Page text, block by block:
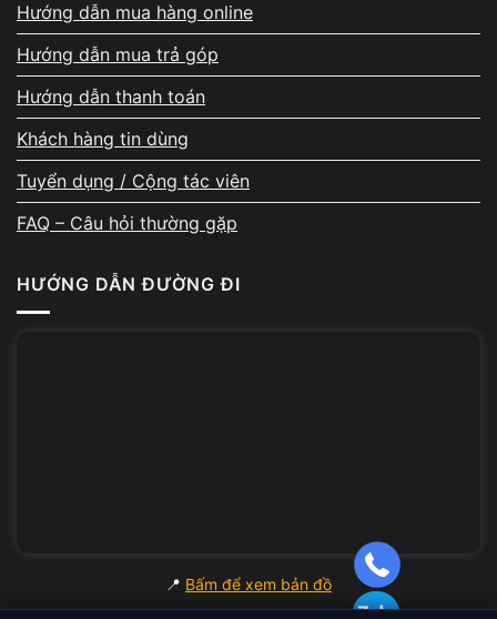
Hướng dẫn mua hàng online
Hướng dẫn mua trả góp
Hướng dẫn thanh toán
Khách hàng tin dùng
Tuyển dụng / Cộng tác viên
FAQ – Câu hỏi thường gặp
HƯỚNG DẪN ĐƯỜNG ĐI
📍 Bấm để xem bản đồ